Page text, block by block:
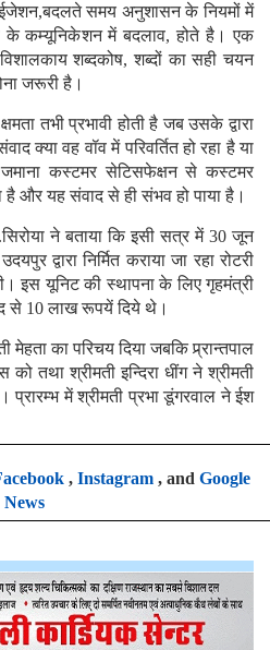
समय अनुशासन के नियमों में
के कम्यूनिकेशन में बदलाव, होते है। एक
शब्दकोष, शब्दों का सही चयन
जरूरी है।
तभी प्रभावी होती है जब उसके द्वारा
क्या वह वॉव में परिवर्तित हो रहा है या
कस्टमर सेटिसफेक्षन से कस्टमर
है और यह संवाद से ही संभव हो पाया है।
ने बताया कि इसी सत्र में 30 जून
द्वारा निर्मित कराया जा रहा रोटरी
इस यूनिट की स्थापना के लिए गृहमंत्री
से 10 लाख रूपयें दिये थे।
का परिचय दिया जबकि प्र्रान्तपाल
को तथा श्रीमती इन्दिरा धींग ने श्रीमती
प्रारम्भ में श्रीमती प्रभा डूंगरवाल ने ईश
, Instagram, and Google
News